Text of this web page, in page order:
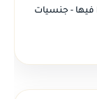
فيها - جنسيات